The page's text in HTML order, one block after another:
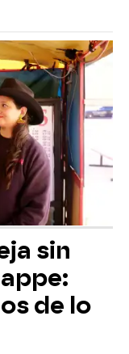
sin
de lo